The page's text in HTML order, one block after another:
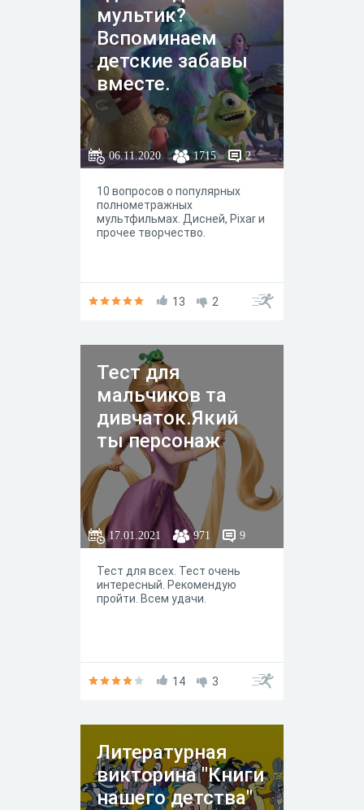
мультик?
Вспоминаем
детские забавы
вместе.
06.11.2020 1715 2
10 вопросов о популярных
полнометражных
мультфильмах. Дисней, Pixar и
прочее творчество.
13 2
Тест для
мальчиков та
дивчаток.Який
ты персонаж
17.01.2021 971 9
Тест для всех. Тест очень
интересный. Рекомендую
пройти. Всем удачи.
14 3
Литературная
викторина "Книги
нашего детства"